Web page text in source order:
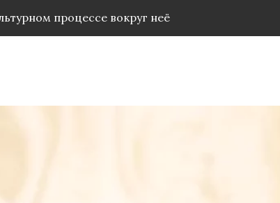
процессе вокруг неё